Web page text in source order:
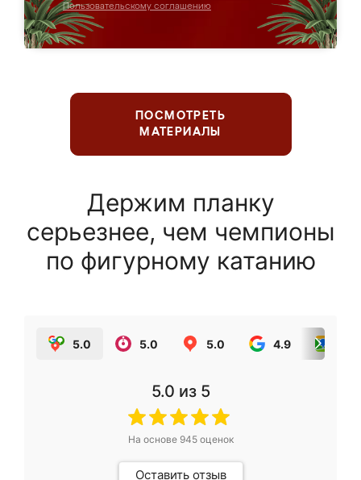
Пользовательскому соглашению
ПОСМОТРЕТЬ
МАТЕРИАЛЫ
Держим планку
серьезнее, чем чемпионы
по фигурному катанию
5.0 5.0 5.0 4.9
5.0 из 5
На основе 945оценок
Оставить отзыв